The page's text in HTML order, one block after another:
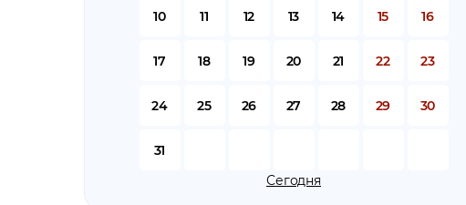
10 11 12 13 14 15 16
17 18 19 20 21 22 23
24 25 26 27 28 29 30
31
Сегодня